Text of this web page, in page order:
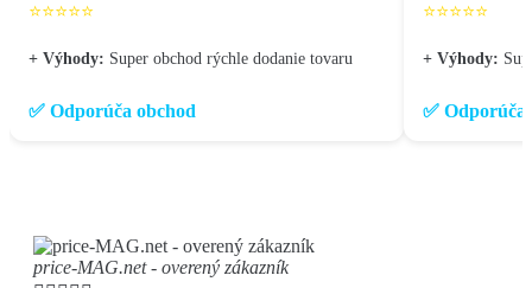
⭐⭐⭐⭐⭐
+ Výhody: Super obchod rýchle dodanie tovaru
✅ Odporúča obchod
⭐⭐⭐⭐⭐
+ Výhody:
✅ Odporúča
price-MAG.net - overený zákazník